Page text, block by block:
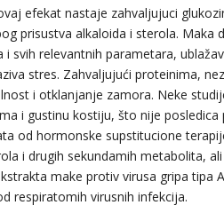
efekat nastaje zahvaljujuci
prisustva alkaloida i sterola. Maka
svih relevantnih parametara,
stres. Zahvaljujući proteinima,
i otklanjanje zamora. Neke
i gustinu kostiju, što nije posledica
od hormonske supstitucione
i drugih sekundamih metabolita,
make protiv virusa gripa tipa
respiratomih virusnih infekcija.